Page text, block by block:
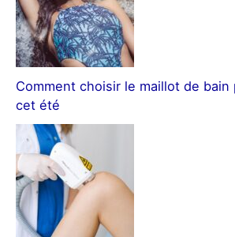
Comment choisir le maillot de
cet été